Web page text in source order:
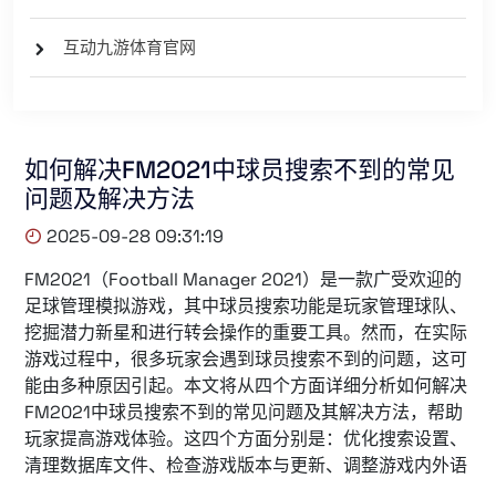
互动九游体育官网
如何解决FM2021中球员搜索不到的常见
问题及解决方法
2025-09-28 09:31:19
FM2021（Football Manager 2021）是一款广受欢迎的
足球管理模拟游戏，其中球员搜索功能是玩家管理球队、
挖掘潜力新星和进行转会操作的重要工具。然而，在实际
游戏过程中，很多玩家会遇到球员搜索不到的问题，这可
能由多种原因引起。本文将从四个方面详细分析如何解决
FM2021中球员搜索不到的常见问题及其解决方法，帮助
玩家提高游戏体验。这四个方面分别是：优化搜索设置、
清理数据库文件、检查游戏版本与更新、调整游戏内外语